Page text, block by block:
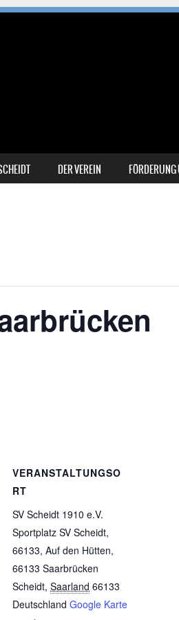
DER VEREIN
VERANSTALTUNGSO
RT
SV Scheidt 1910 e.V.
Sportplatz SV Scheidt,
66133, Auf den Hütten,
66133 Saarbrücken
Scheidt, Saarland 66133
Deutschland Google Karte